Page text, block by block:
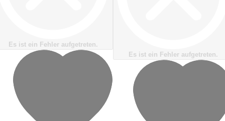
Es ist ein Fehler aufgetreten.
Es ist ein Fehler aufgetreten.